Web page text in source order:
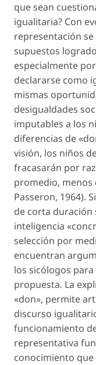
que sean
igualitaria? Con
representación
supuestos
especialmente
declararse como
mismas
desigualdades
imputables a los
diferencias de
visión, los niños
fracasarán por
promedio, menos
Passeron, 1964).
de corta duración
inteligencia
selección por
encuentran
los sicólogos
propuesta. La
«don», permite
discurso
funcionamiento
representativa
conocimiento